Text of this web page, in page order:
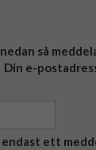
så
e-
endast ett